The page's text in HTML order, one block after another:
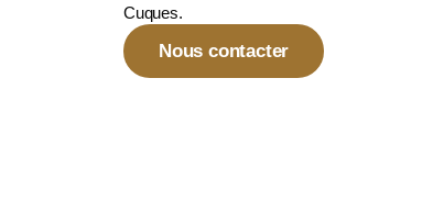
Cuques.
Nous contacter